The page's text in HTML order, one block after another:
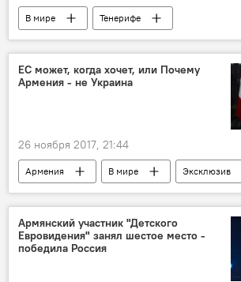
В мире Тенерифе
ЕС может, когда хочет, или Почему
Армения - не Украина
26 ноября 2017, 21:44
Армения В мире
Эксклюзив
Соглашение Армения - ЕС
Армянский участник "Детского
Евровидения" занял шестое место -
победила Россия